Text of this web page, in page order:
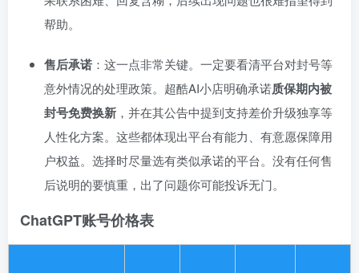
帮助。
售后承诺 ：这一点非常关键。一定要看清平台对封号等
意外情况的处理政策。超酷AI小店明确承诺质保期内被
封号免费换新 ，并在其公告中提到支持差价升级独享等
人性化方案。这些都体现出平台有能力、有意愿保障用
户权益。选择时尽量选有类似承诺的平台。没有任何售
后说明的要慎重，出了问题你可能投诉无门。
ChatGPT账号价格表